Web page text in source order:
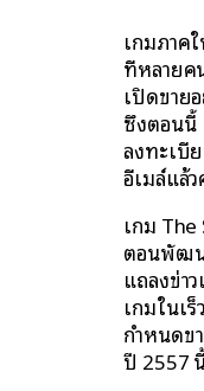
เกมภาค
ที่หลายค
เปิดขาย
ซึ่งตอนนี้
ลงทะเบี
อีเมล์แล้
เกม
ตอนพัฒน
แถลงข่า
เกมในเ
กำหนดข
ปี 2557